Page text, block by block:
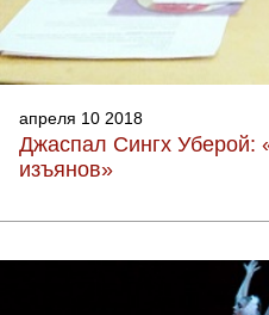
апреля 10 2018
Джаспал Сингх Уберой:
изъянов»